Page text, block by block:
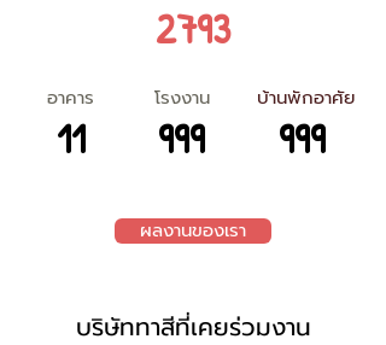
2793
อาคาร
11
โรงงาน
999
บ้านพักอาศัย
999
ผลงานของเรา
บริษัททาสีที่เคยร่วมงาน